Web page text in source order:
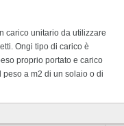
carico unitario da utilizzare
Ongi tipo di carico è
proprio portato e carico
a m2 di un solaio o di